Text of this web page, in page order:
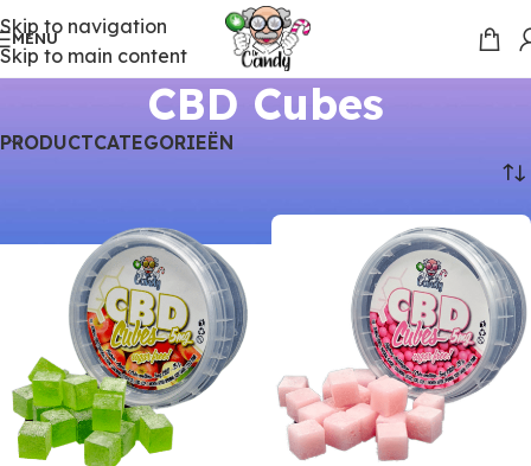
Skip to navigation
Skip to main content
MENU
CBD Cubes
PRODUCTCATEGORIEËN